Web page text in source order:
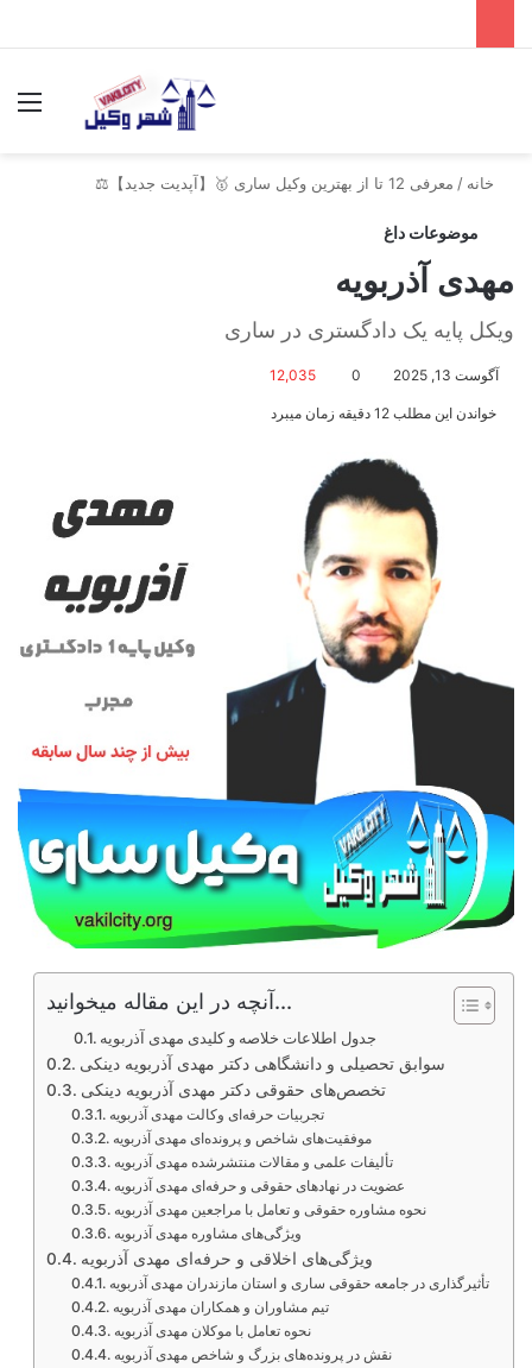
خانه / معرفی 12 تا از بهترین وکیل ساری 🥇【آپدیت جدید】⚖️
موضوعات داغ
مهدی آذربویه
ویکل پایه یک دادگستری در ساری
آگوست 13, 2025 0
12,035
خواندن این مطلب 12 دقیقه زمان میبرد
آنچه در این مقاله میخوانید...
جدول اطلاعات خلاصه و کلیدی مهدی آذربویه
سوابق تحصیلی و دانشگاهی دکتر مهدی آذربویه دینکی
تخصص‌های حقوقی دکتر مهدی آذربویه دینکی
تجربیات حرفه‌ای وکالت مهدی آذربویه
موفقیت‌های شاخص و پرونده‌ای مهدی آذربویه
تألیفات علمی و مقالات منتشرشده مهدی آذربویه
عضویت در نهادهای حقوقی و حرفه‌ای مهدی آذربویه
نحوه مشاوره حقوقی و تعامل با مراجعین مهدی آذربویه
ویژگی‌های مشاوره مهدی آذربویه
ویژگی‌های اخلاقی و حرفه‌ای مهدی آذربویه
تأثیرگذاری در جامعه حقوقی ساری و استان مازندران مهدی آذربویه
تیم مشاوران و همکاران مهدی آذربویه
نحوه تعامل با موکلان مهدی آذربویه
نقش در پرونده‌های بزرگ و شاخص مهدی آذربویه